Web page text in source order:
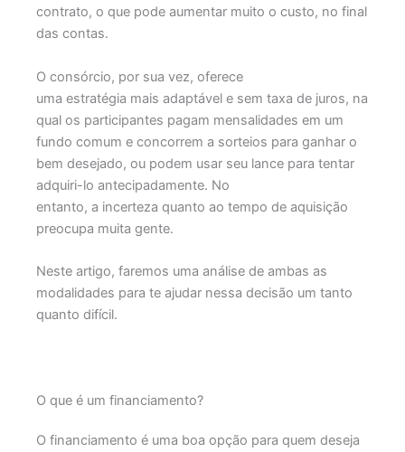
contrato, o que pode aumentar muito o custo, no final
das contas.
O consórcio, por sua vez, oferece
uma estratégia mais adaptável e sem taxa de juros, na
qual os participantes pagam mensalidades em um
fundo comum e concorrem a sorteios para ganhar o
bem desejado, ou podem usar seu lance para tentar
adquiri-lo antecipadamente. No
entanto, a incerteza quanto ao tempo de aquisição
preocupa muita gente.
Neste artigo, faremos uma análise de ambas as
modalidades para te ajudar nessa decisão um tanto
quanto difícil.
O que é um financiamento?
O financiamento é uma boa opção para quem deseja